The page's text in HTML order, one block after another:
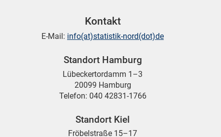
Kontakt
E-Mail: info(at)statistik-nord(dot)de
Standort Hamburg
Lübeckertordamm 1–3
20099 Hamburg
Telefon: 040 42831-1766
Standort Kiel
Fröbelstraße 15–17